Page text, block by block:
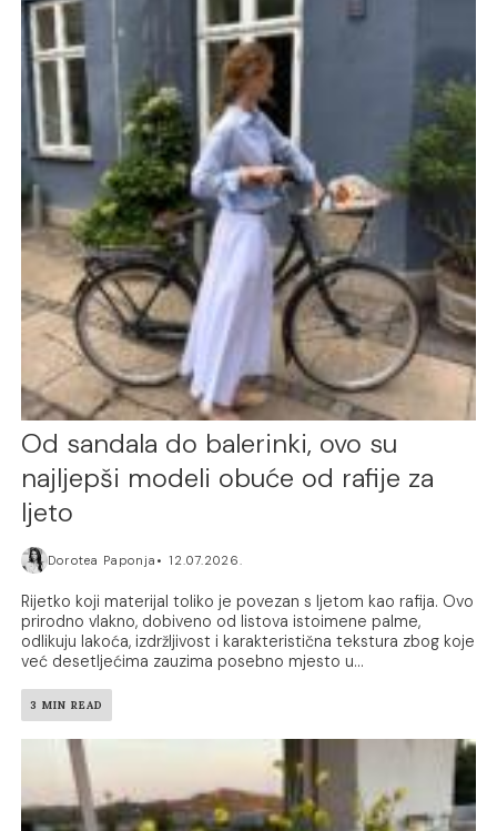
Od sandala do balerinki, ovo su
najljepši modeli obuće od rafije za
ljeto
Dorotea Paponja 12.07.2026.
Rijetko koji materijal toliko je povezan s ljetom kao rafija. Ovo
prirodno vlakno, dobiveno od listova istoimene palme,
odlikuju lakoća, izdržljivost i karakteristična tekstura zbog koje
već desetljećima zauzima posebno mjesto u...
3 MIN READ